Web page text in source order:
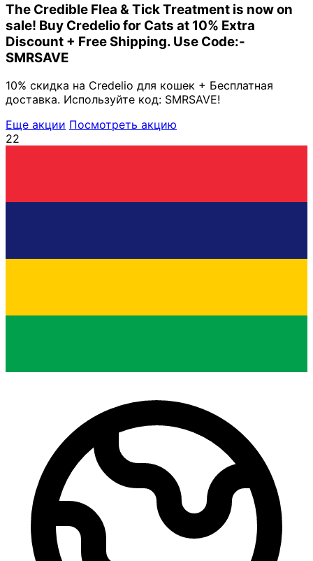
The Credible Flea & Tick Treatment is now on
sale! Buy Credelio for Cats at 10% Extra
Discount + Free Shipping. Use Code:-
SMRSAVE
10% скидка на Credelio для кошек + Бесплатная
доставка. Используйте код: SMRSAVE!
Еще акции Посмотреть акцию
22